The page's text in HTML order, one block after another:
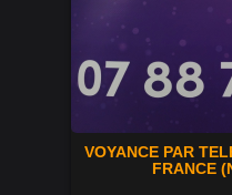
VOYANCE PAR
FRANCE